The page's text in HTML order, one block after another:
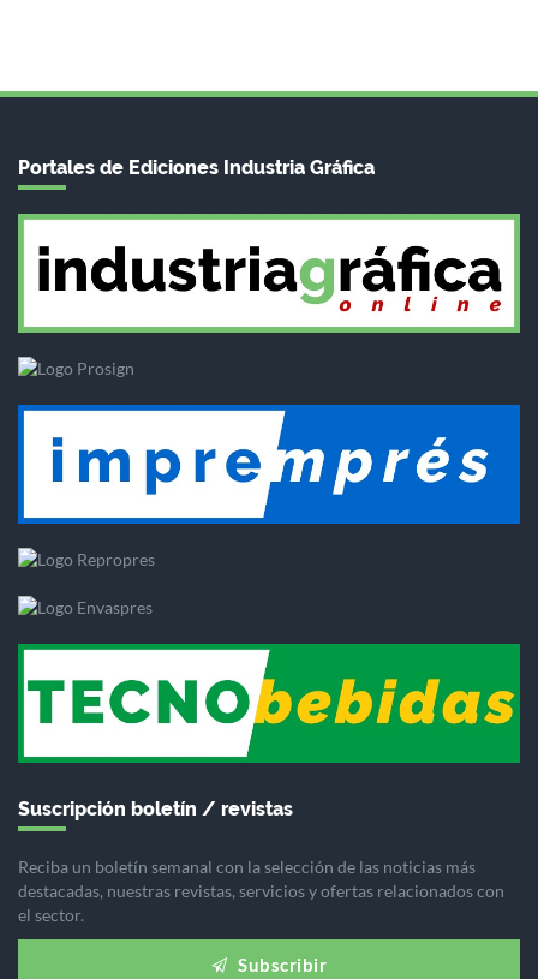
Portales de Ediciones Industria Gráfica
Suscripción boletín / revistas
Reciba un boletín semanal con la selección de las noticias más
destacadas, nuestras revistas, servicios y ofertas relacionados con
el sector.
Subscribir